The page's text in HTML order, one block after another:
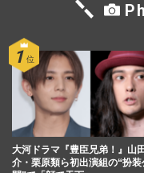
大河ドラマ『豊臣兄弟！』山
介・栗原類ら初出演組の“扮装